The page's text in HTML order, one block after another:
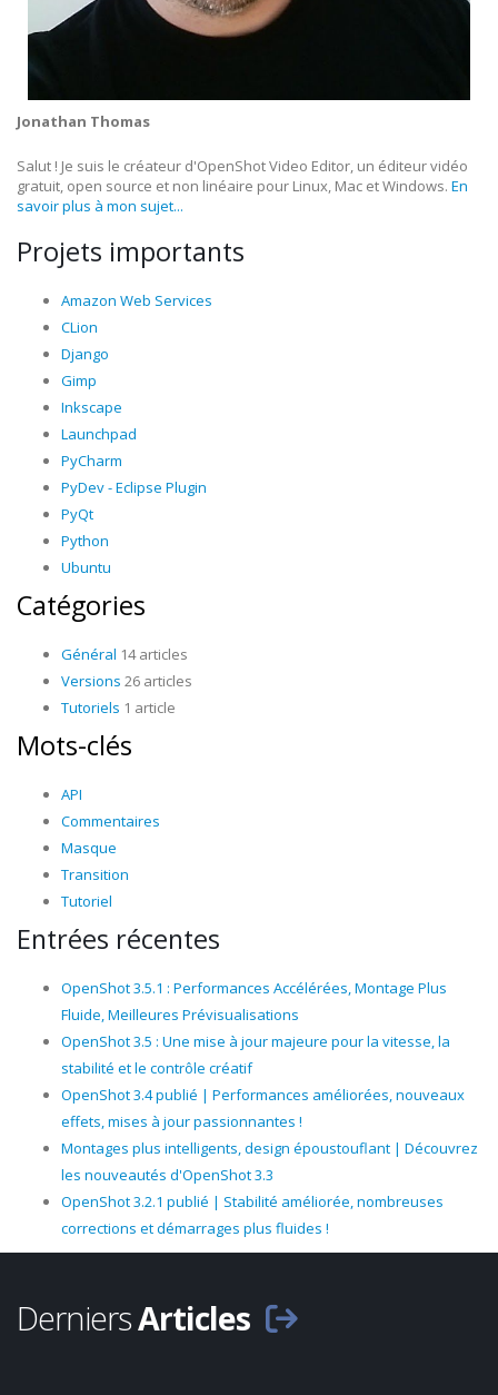
Jonathan Thomas
Salut ! Je suis le créateur d'OpenShot Video Editor, un éditeur vidéo
gratuit, open source et non linéaire pour Linux, Mac et Windows. En
savoir plus à mon sujet...
Projets importants
Amazon Web Services
CLion
Django
Gimp
Inkscape
Launchpad
PyCharm
PyDev - Eclipse Plugin
PyQt
Python
Ubuntu
Catégories
Général 14 articles
Versions 26 articles
Tutoriels 1 article
Mots-clés
API
Commentaires
Masque
Transition
Tutoriel
Entrées récentes
OpenShot 3.5.1 : Performances Accélérées, Montage Plus
Fluide, Meilleures Prévisualisations
OpenShot 3.5 : Une mise à jour majeure pour la vitesse, la
stabilité et le contrôle créatif
OpenShot 3.4 publié | Performances améliorées, nouveaux
effets, mises à jour passionnantes !
Montages plus intelligents, design époustouflant | Découvrez
les nouveautés d'OpenShot 3.3
OpenShot 3.2.1 publié | Stabilité améliorée, nombreuses
corrections et démarrages plus fluides !
DerniersArticles